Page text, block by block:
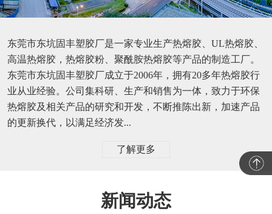
东莞市东坑固丰塑胶厂是一家专业生产热熔胶、UL热熔胶、
高温热熔胶，热熔胶粉、聚酰胺热熔胶等产品的制造工厂。
东莞市东坑固丰塑胶厂成立于2006年，拥有20多年热熔胶行
业从业经验。公司集科研、生产和销售为一体，致力于环保
热熔胶及相关产品的研究和开发，不断推陈出新，加速产品
的更新换代，以满足经济发...
了解更多
新闻动态